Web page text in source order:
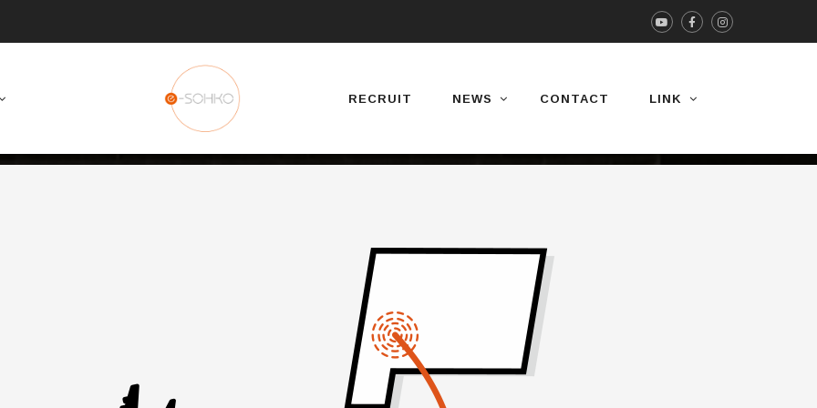
RECRUIT NEWS CONTACT LINK